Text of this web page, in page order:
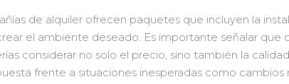
de alquiler ofrecen paquetes que incluyen la
el ambiente deseado. Es importante señalar que
considerar no solo el precio, sino también la
frente a situaciones inesperadas como